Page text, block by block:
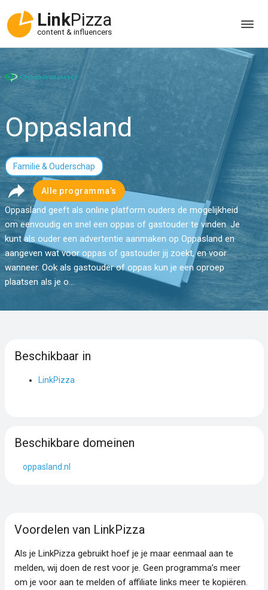
LinkPizza
content & influencers
Oppasland
Familie & Ouderschap
Alle programma’s
Oppasland geeft als online platform ouders de mogelijkheid
om eenvoudig en snel een oppas of gastouder te vinden. Je
kunt als ouder een advertentie aanmaken op Oppasland en
aangeven wat voor oppas of gastouder jij zoekt, en voor
wanneer. Ook als gastouder of oppas kun je een oproep
plaatsen als je o...
Beschikbaar in
LinkPizza
Beschikbare domeinen
oppasland.nl
Voordelen van LinkPizza
Als je LinkPizza gebruikt hoef je je maar eenmaal aan te
melden, wij doen de rest voor je. Geen programma’s meer
om je voor aan te melden of affiliate links meer te kopiëren.